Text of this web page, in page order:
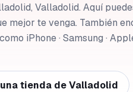
Valladolid. Aquí
mejor te venga. También
iPhone · Samsung ·
tienda deValladolid